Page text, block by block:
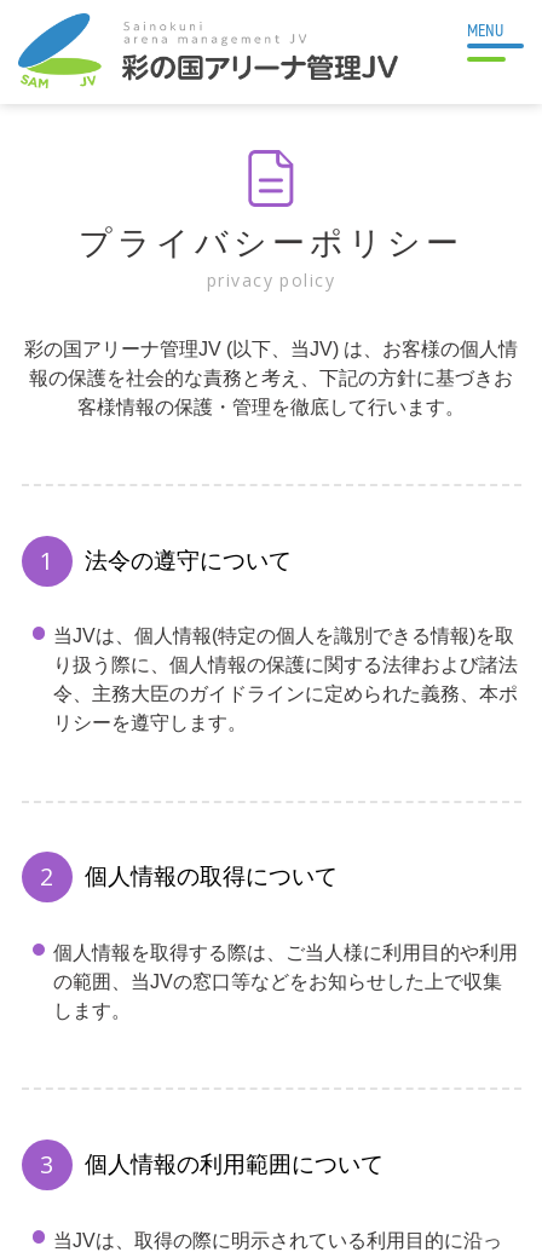
MENU
プライバシーポリシー
privacy policy
彩の国アリーナ管理JV (以下、当JV) は、お客様の個人情
報の保護を社会的な責務と考え、下記の方針に基づきお
客様情報の保護・管理を徹底して行います。
法令の遵守について
当JVは、個人情報(特定の個人を識別できる情報)を取
り扱う際に、個人情報の保護に関する法律および諸法
令、主務大臣のガイドラインに定められた義務、本ポ
リシーを遵守します。
個人情報の取得について
個人情報を取得する際は、ご当人様に利用目的や利用
の範囲、当JVの窓口等などをお知らせした上で収集
します。
個人情報の利用範囲について
当JVは、取得の際に明示されている利用目的に沿っ